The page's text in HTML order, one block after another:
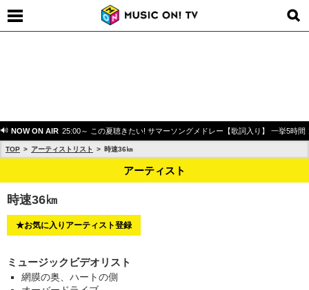
NOW ON AIR 25:00～ この夏聴きたい! サマーソングメドレー【歌詞入り】 一挙5時間
TOP アーティストリスト 時速36㎞
アーティスト
時速36㎞
★お気に入りアーティスト登録
ミュージックビデオリスト
網膜の奥、ハートの側